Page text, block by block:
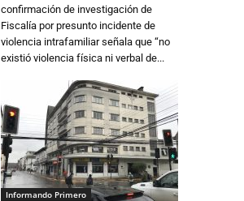
confirmación de investigación de
Fiscalía por presunto incidente de
violencia intrafamiliar señala que “no
existió violencia física ni verbal de...
Informando Primero